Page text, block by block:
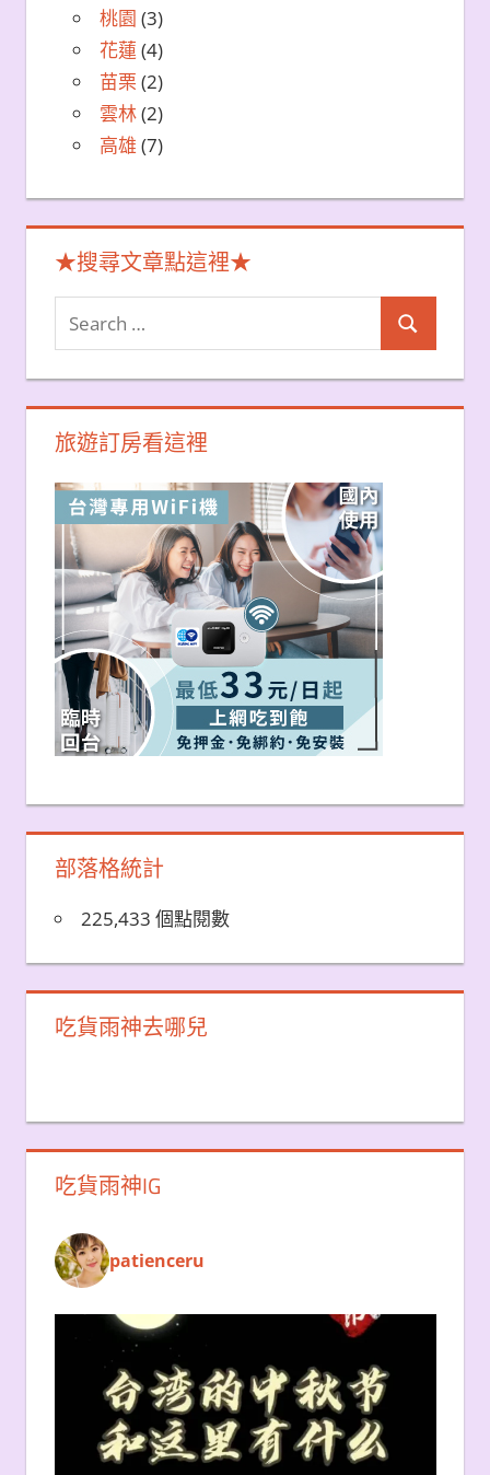
桃園 (3)
花蓮 (4)
苗栗 (2)
雲林(2)
高雄 (7)
★搜尋文章點這裡★
Search
for:
Search
旅遊訂房看這裡
部落格統計
225,433 個點閱數
吃貨雨神去哪兒
吃貨雨神IG
patienceru